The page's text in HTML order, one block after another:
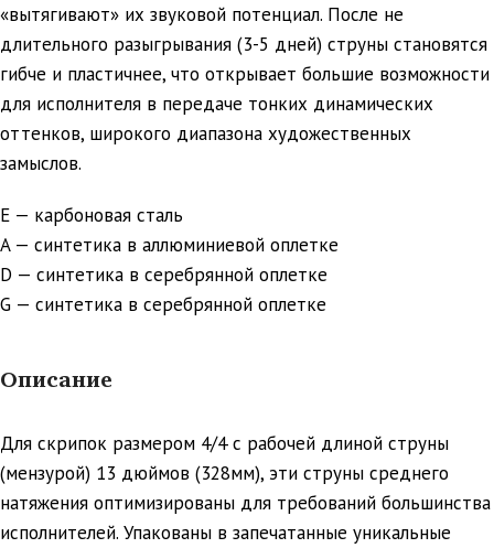
«вытягивают» их звуковой потенциал. После не
длительного разыгрывания (3-5 дней) струны становятся
гибче и пластичнее, что открывает большие возможности
для исполнителя в передаче тонких динамических
оттенков, широкого диапазона художественных
замыслов.
E — карбоновая сталь
A — синтетика в аллюминиевой оплетке
D — синтетика в серебрянной оплетке
G — синтетика в серебрянной оплетке
Описание
Для скрипок размером 4/4 с рабочей длиной струны
(мензурой) 13 дюймов (328мм), эти струны среднего
натяжения оптимизированы для требований большинства
исполнителей. Упакованы в запечатанные уникальные